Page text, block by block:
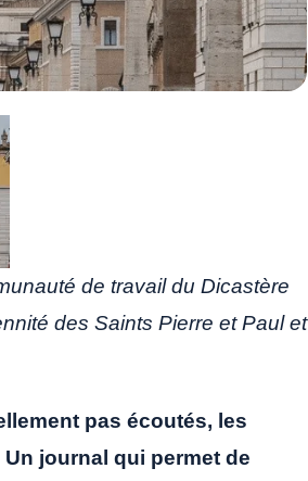
de travail du Dicastère
des Saints Pierre et Paul et
pas écoutés, les
journal qui permet de